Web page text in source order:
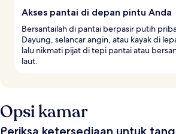
Akses pantai di depan pintu Anda
Bersantailah di pantai berpasir putih
Dayung, selancar angin, atau kayak di
lalu nikmati pijat di tepi pantai atau
laut.
Opsi kamar
Periksa ketersediaan untuk